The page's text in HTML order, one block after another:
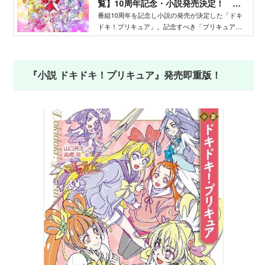
覧】10周年記念・小説発売決定！
「ドキプリ」のおさらい！ - Aneひ
め.net｜講談社
番組10周年を記念し小説の発売が決定した「ドキ
ドキ！プリキュア」。記念すべき「プリキュアシ
『小説 ドキドキ！プリキュア』発売即重版！